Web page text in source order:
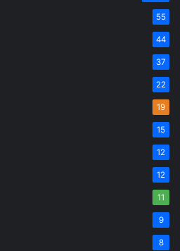
55
44
37
22
19
15
12
12
11
9
8